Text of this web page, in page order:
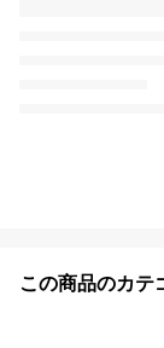
この商品のカテ